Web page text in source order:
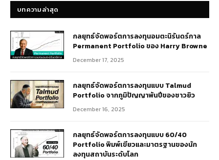
บทความล่าสุด
กลยุทธ์​จัดพอร์ตการลงทุนอมตะนิรันดร์กาล
Permanent Portfolio ของ Harry Browne
December 17, 2025
กลยุทธ์จัดพอร์ตการลงทุนแบบ Talmud
Portfolio จากภูมิปัญญาพันปีของชาวยิว
December 16, 2025
กลยุทธ์จัดพอร์ตการลงทุนแบบ 60/40
Portfolio พิมพ์เขียวและมาตรฐานของนัก
ลงทุนสถาบันระดับโลก